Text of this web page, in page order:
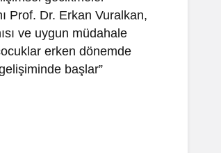
Prof. Dr. Erkan Vuralkan,
ve uygun müdahale
erken dönemde
başlar”